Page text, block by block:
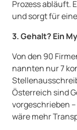
Prozess abläuft.
und sorgt für
3. Gehalt? Ein
Von den 90
nannten nur 7
Österreich sind
vorgeschrieben
wäre mehr